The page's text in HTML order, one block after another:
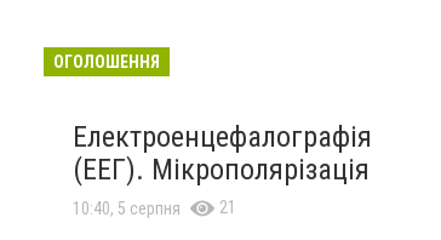
ОГОЛОШЕННЯ
Електроенцефалографія
(ЕЕГ). Мікрополярізація
10:40, 5 серпня 21